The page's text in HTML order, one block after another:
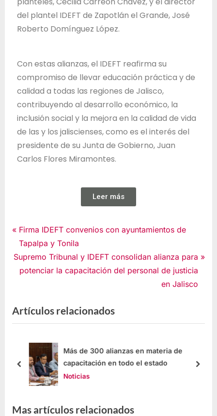
del plantel IDEFT de Zapotlán el Grande, José
Roberto Domínguez López.
Con estas alianzas, el IDEFT reafirma su
compromiso de llevar educación práctica y de
calidad a todas las regiones de Jalisco,
contribuyendo al desarrollo económico, la
inclusión social y la mejora en la calidad de vida
de las y los jaliscienses, como es el interés del
presidente de su Junta de Gobierno, Juan
Carlos Flores Miramontes.
Leer más
Noticias
Firma IDEFT convenios con ayuntamientos de
Tapalpa y Tonila
Supremo Tribunal y IDEFT consolidan alianza para
potenciar la capacitación del personal de justicia
en Jalisco
Artículos relacionados
Más de 300 alianzas en materia de
capacitación en todo el estado
Noticias
Mas artículos relacionados